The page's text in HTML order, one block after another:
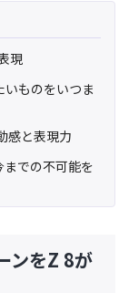
現
ものをいつま
感と表現力
での不可能を
ンをZ 8が